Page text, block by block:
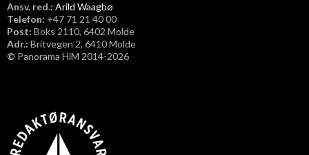
Ansv. red.: Arild Waagbø
Telefon: ​+47 71 21 40 00
Post: Boks 2110, 6402 Molde
Adr.: Britvegen 2, 6410 Molde
© Panorama HiM 2014-2026